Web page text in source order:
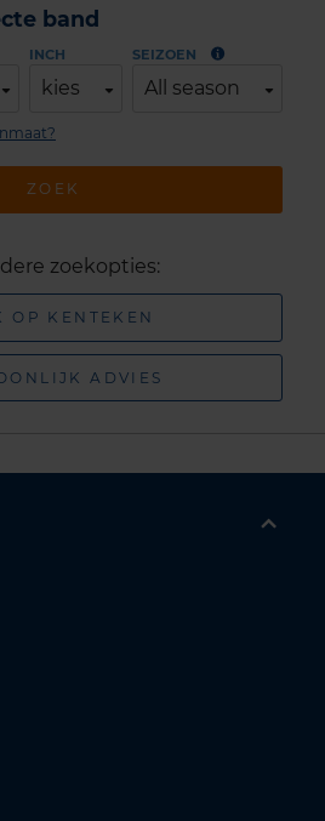
band
INCH
kies
SEIZOEN
All season
ZOEK
zoekopties:
OP KENTEKEN
ADVIES